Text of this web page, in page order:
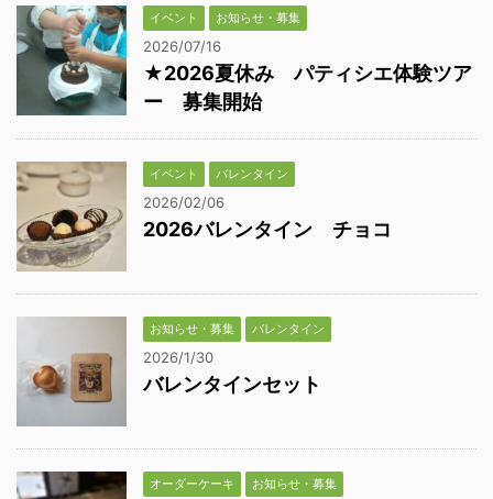
イベント お知らせ・募集
2026/07/16
★2026夏休み パティシエ体験ツア
ー 募集開始
イベント バレンタイン
2026/02/06
2026バレンタイン チョコ
お知らせ・募集 バレンタイン
2026/1/30
バレンタインセット
オーダーケーキ お知らせ・募集